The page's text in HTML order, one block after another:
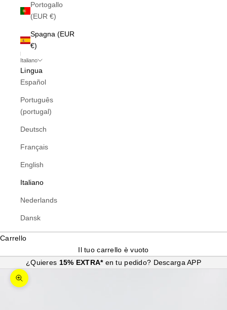
Portogallo
(EUR €)
Spagna (EUR
€)
Italiano
Lingua
Español
Português
(portugal)
Deutsch
Français
English
Italiano
Nederlands
Dansk
Carrello
Il tuo carrello è vuoto
¿Quieres 15% EXTRA* en tu pedido? Descarga APP
Ingrandisci immagine